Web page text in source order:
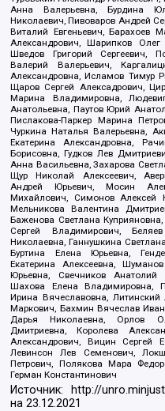
Анна Валерьевна, Бурдина
Николаевич, Пивоваров Андрей
Виталий Евгеньевич, Барахоев
Александрович, Шарипков
Шведов Григорий Сергеевич,
Валерий Валерьевич,
Александровна, Исламов Тимур
Щаров Сергей Алексадрович,
Марина Владимировна,
Анатольевна, Паутов Юрий
Пислакова-Паркер Марина
Чуркина Наталья Валерьевна,
Екатерина Александровна,
Борисовна, Гудков Лев
Анна Васильевна, Захарова
Щур Николай Алексеевич,
Андрей Юрьевич, Мосин
Михайлович, Симонов Алексей
Мельникова Валентина
Баженова Светлана
Сергей Владимирович,
Николаевна, Ганнушкина
Буртина Елена Юрьевна,
Екатерина Алексеевна,
Юрьевна, Свечников
Шахова Елена Владимировна,
Ирина Вячеславовна,
Маркович, Бахмин Вячеслав
Дарья Николаевна, Орлов
Дмитриевна, Королева
Александрович, Вицин Сергей
Левинсон Лев Семенович,
Петрович, Полякова Мара
Герман Константинович
Источник: http://
на23.12.2021